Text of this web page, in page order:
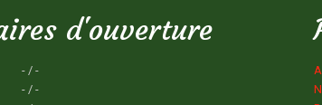
d'ouverture
- / -
- / -